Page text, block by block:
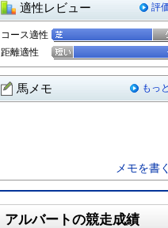
適性レビュー 評
コース適性
距離適性
馬メモ もっ
メモを書く
アルバートの競走成績